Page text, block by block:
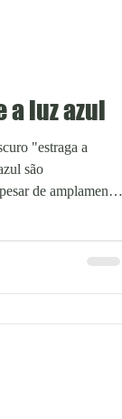
a luz azul
"estraga a
são
de amplamente
Avançada,